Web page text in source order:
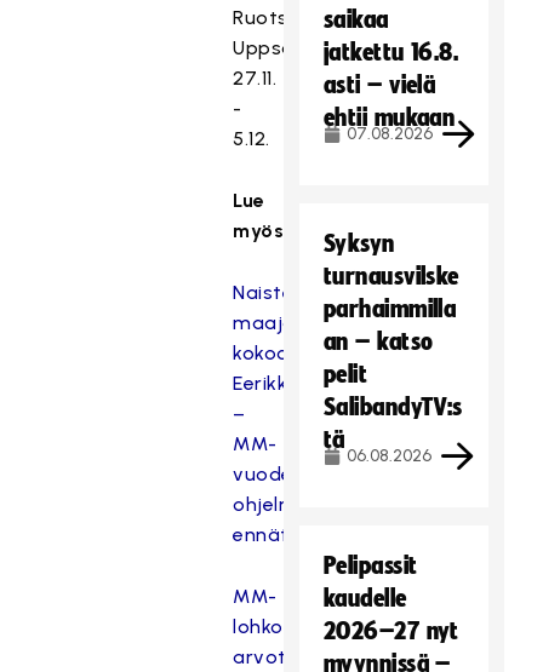
Ruotsin
Uppsalassa
27.11.
-
5.12.
Lue
myös:
Naisten
maajoukkue
kokoontuu
Eerikkilään
–
MM-
vuoden
ohjelma
ennätystiivis
MM-
lohkot
arvottiin
saikaa
jatkettu 16.8.
asti – vielä
ehtii mukaan
07.08.2026
Syksyn
turnausvilske
parhaimmilla
an – katso
pelit
SalibandyTV:s
tä
06.08.2026
Pelipassit
kaudelle
2026–27 nyt
myynnissä –